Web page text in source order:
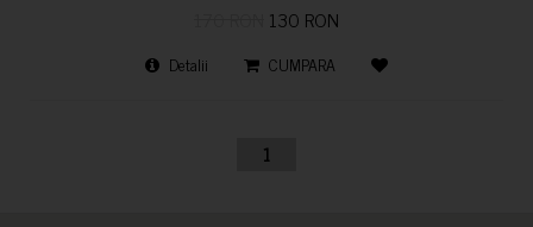
130 RON
Detalii CUMPARA
1